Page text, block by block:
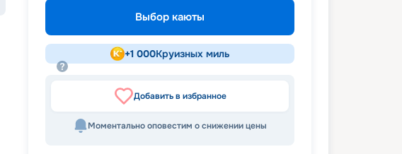
Выбор каюты
+1 000Круизных миль
Добавить в избранное
Моментально оповестим о снижении цены